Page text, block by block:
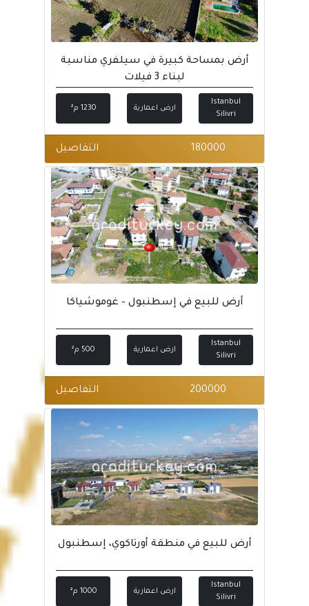
أرض بمساحة كبيرة في سيلفري مناسبة
لبناء 3 فيلات
Istanbul
Silivri
ارض اعمارية 1230 م²
180000 التفاصيل
أرض للبيع في إسطنبول – غوموشياكا
Istanbul
Silivri
ارض اعمارية 500 م²
200000 التفاصيل
أرض للبيع في منطقة أورتاكوي، إسطنبول
Istanbul
Silivri
ارض اعمارية 1000 م²